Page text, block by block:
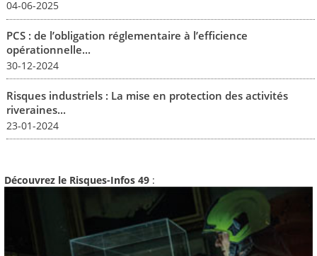
04-06-2025
PCS : de l’obligation réglementaire à l’efficience
opérationnelle...
30-12-2024
Risques industriels : La mise en protection des activités
riveraines...
23-01-2024
Découvrez le Risques-Infos 49 :